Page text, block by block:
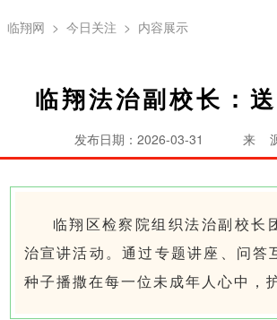
临翔网 > 今日关注 > 内容展示
临翔法治副校长：
发布日期：2026-03-31 来
临翔区检察院组织法治副校长
治宣讲活动。通过专题讲座、问
种子播撒在每一位未成年人心中，